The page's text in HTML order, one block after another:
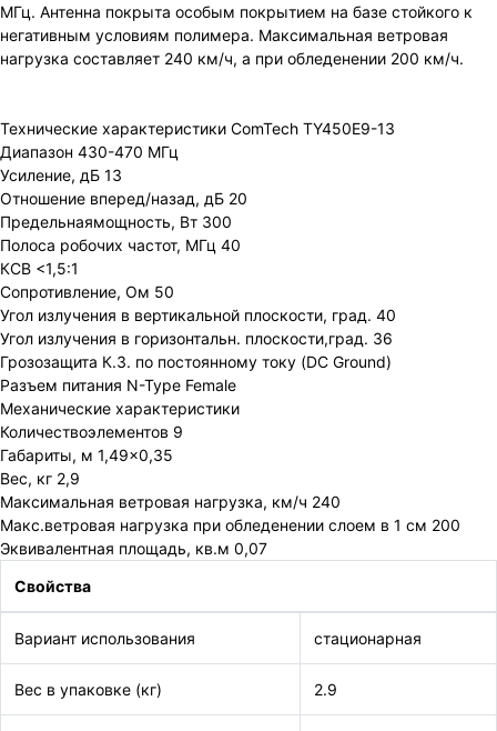
МГц. Антенна покрыта особым покрытием на базе стойкого к
негативным условиям полимера. Максимальная ветровая
нагрузка составляет 240 км/ч, а при обледенении 200 км/ч.
Технические характеристики ComTech TY450E9-13
Диапазон 430-470 МГц
Усиление, дБ 13
Отношение вперед/назад, дБ 20
Предельнаямощность, Вт 300
Полоса робочих частот, МГц 40
КСВ <1,5:1
Сопротивление, Ом 50
Угол излучения в вертикальной плоскости, град. 40
Угол излучения в горизонтальн. плоскости,град. 36
Грозозащита К.З. по постоянному току (DC Ground)
Разъем питания N-Type Female
Механические характеристики
Количествоэлементов 9
Габариты, м 1,49×0,35
Вес, кг 2,9
Максимальная ветровая нагрузка, км/ч 240
Макс.ветровая нагрузка при обледенении слоем в 1 см 200
Эквивалентная площадь, кв.м 0,07
Свойства
Вариант использования стационарная
Вес в упаковке (кг) 2.9